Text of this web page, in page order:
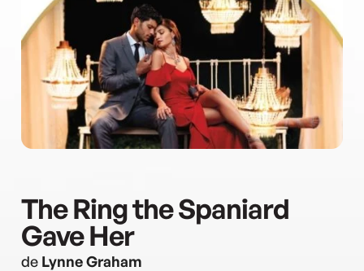
The Ring the Spaniard
Gave Her
de Lynne Graham